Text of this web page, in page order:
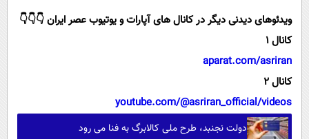
ویدئوهای دیدنی دیگر در کانال های آپارات و یوتیوب عصر ایران 👇👇👇
کانال 1
aparat.com/asriran
کانال 2
youtube.com/@asriran_official/videos
دولت نجنبد، طرح ملی کالابرگ به فنا می رود